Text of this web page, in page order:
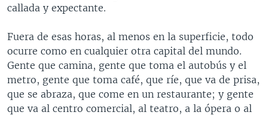
callada y expectante.
Fuera de esas horas, al menos en la superficie, todo
ocurre como en cualquier otra capital del mundo.
Gente que camina, gente que toma el autobús y el
metro, gente que toma café, que ríe, que va de prisa,
que se abraza, que come en un restaurante; y gente
que va al centro comercial, al teatro, a la ópera o al